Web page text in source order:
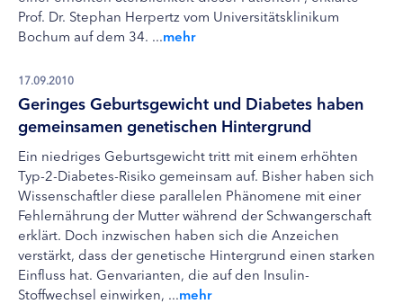
Prof. Dr. Stephan Herpertz vom Universitätsklinikum
Bochum auf dem 34. ...mehr
17.09.2010
Geringes Geburtsgewicht und Diabetes haben
gemeinsamen genetischen Hintergrund
Ein niedriges Geburtsgewicht tritt mit einem erhöhten
Typ-2-Diabetes-Risiko gemeinsam auf. Bisher haben sich
Wissenschaftler diese parallelen Phänomene mit einer
Fehlernährung der Mutter während der Schwangerschaft
erklärt. Doch inzwischen haben sich die Anzeichen
verstärkt, dass der genetische Hintergrund einen starken
Einfluss hat. Genvarianten, die auf den Insulin-
Stoffwechsel einwirken, ...mehr